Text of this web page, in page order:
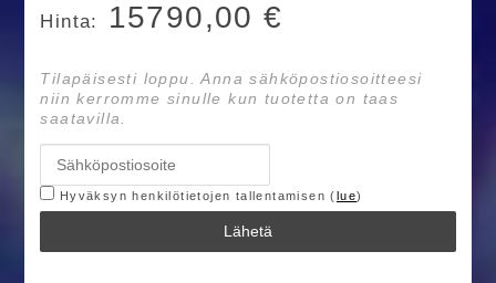
Hinta: 15790,00€
Tilapäisesti loppu. Anna sähköpostiosoitteesi
niin kerromme sinulle kun tuotetta on taas
saatavilla.
Hyväksyn henkilötietojen tallentamisen (lue)
Lähetä